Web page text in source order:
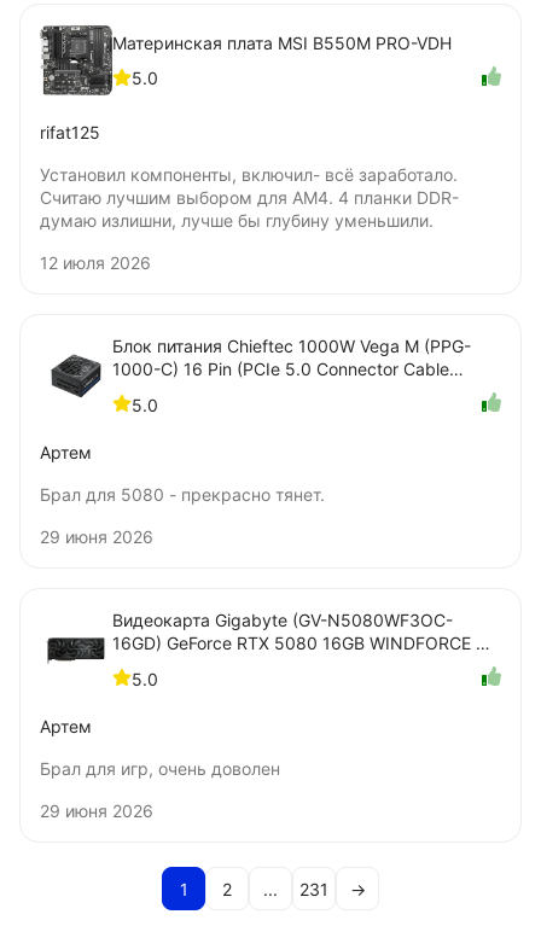
Материнская плата MSI B550M PRO-VDH
5.0
rifat125
Установил компоненты, включил- всё заработало.
Считаю лучшим выбором для AM4. 4 планки DDR-
думаю излишни, лучше бы глубину уменьшили.
12 июля 2026
Блок питания Chieftec 1000W Vega M (PPG-
1000-C) 16 Pin (PCIe 5.0 Connector Cable
Details)
5.0
Артем
Брал для 5080 - прекрасно тянет.
29 июня 2026
Видеокарта Gigabyte (GV-N5080WF3OC-
16GD) GeForce RTX 5080 16GB WINDFORCE OC
SFF
5.0
Артем
Брал для игр, очень доволен
29 июня 2026
1 2 ... 231 →